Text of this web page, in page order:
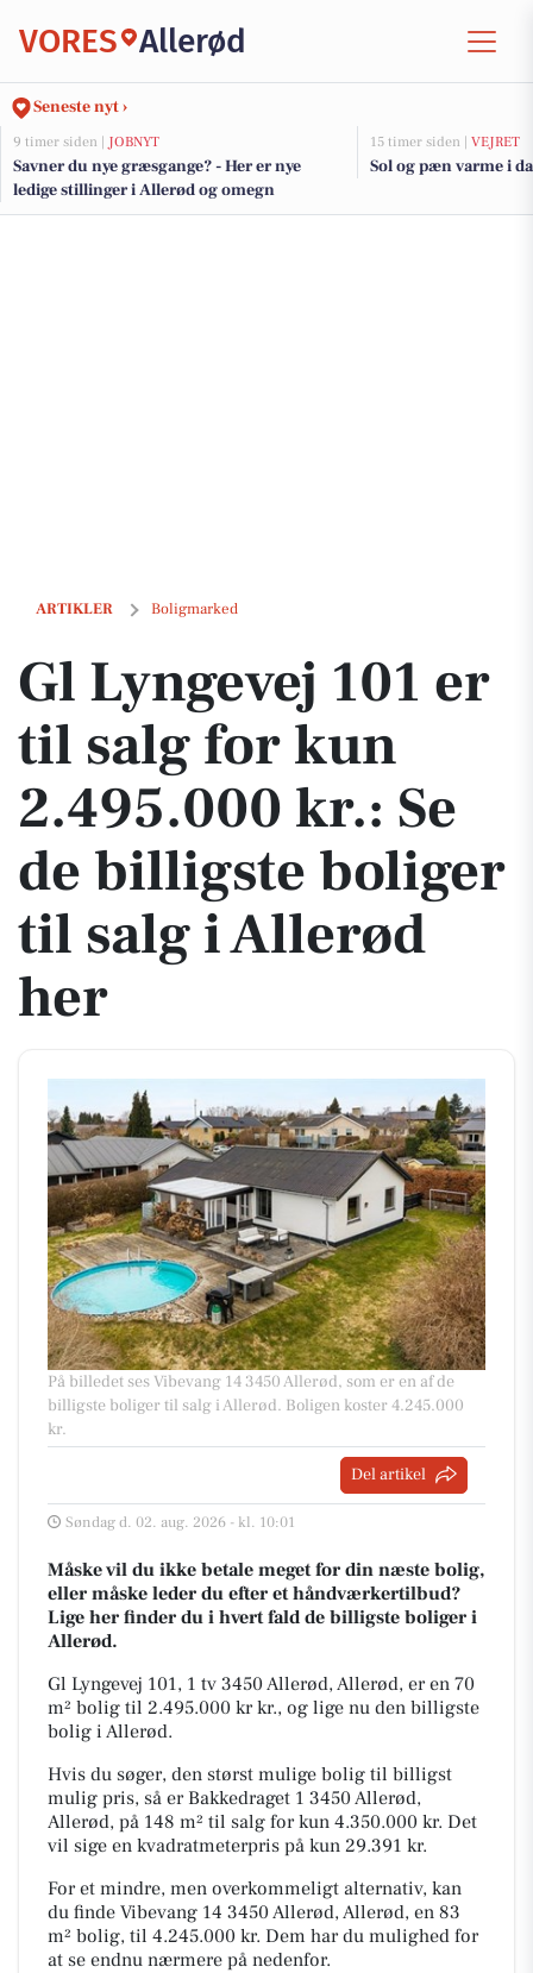
VORES Allerød
Seneste nyt ›
9 timer siden | JOBNYT
Savner du nye græsgange? - Her er nye
ledige stillinger i Allerød og omegn
15 timer siden | VEJRET
Sol og pæn varme i
ARTIKLER Boligmarked
Gl Lyngevej 101 er til salg for kun 2.495.000 kr.: Se de billigste
Gl Lyngevej 101 er
til salg for kun
2.495.000 kr.: Se
de billigste boliger
til salg i Allerød
her
På billedet ses Vibevang 14 3450 Allerød, som er en af de
billigste boliger til salg i Allerød. Boligen koster 4.245.000
kr.
Del artikel
Søndag d. 02. aug. 2026 - kl. 10:01
Måske vil du ikke betale meget for din næste bolig,
eller måske leder du efter et håndværkertilbud?
Lige her finder du i hvert fald de billigste boliger i
Allerød.
Gl Lyngevej 101, 1 tv 3450 Allerød, Allerød, er en 70
m² bolig til 2.495.000 kr kr., og lige nu den billigste
bolig i Allerød.
Hvis du søger, den størst mulige bolig til billigst
mulig pris, så er Bakkedraget 1 3450 Allerød,
Allerød, på 148 m² til salg for kun 4.350.000 kr. Det
vil sige en kvadratmeterpris på kun 29.391 kr.
For et mindre, men overkommeligt alternativ, kan
du finde Vibevang 14 3450 Allerød, Allerød, en 83
m² bolig, til 4.245.000 kr. Dem har du mulighed for
at se endnu nærmere på nedenfor.